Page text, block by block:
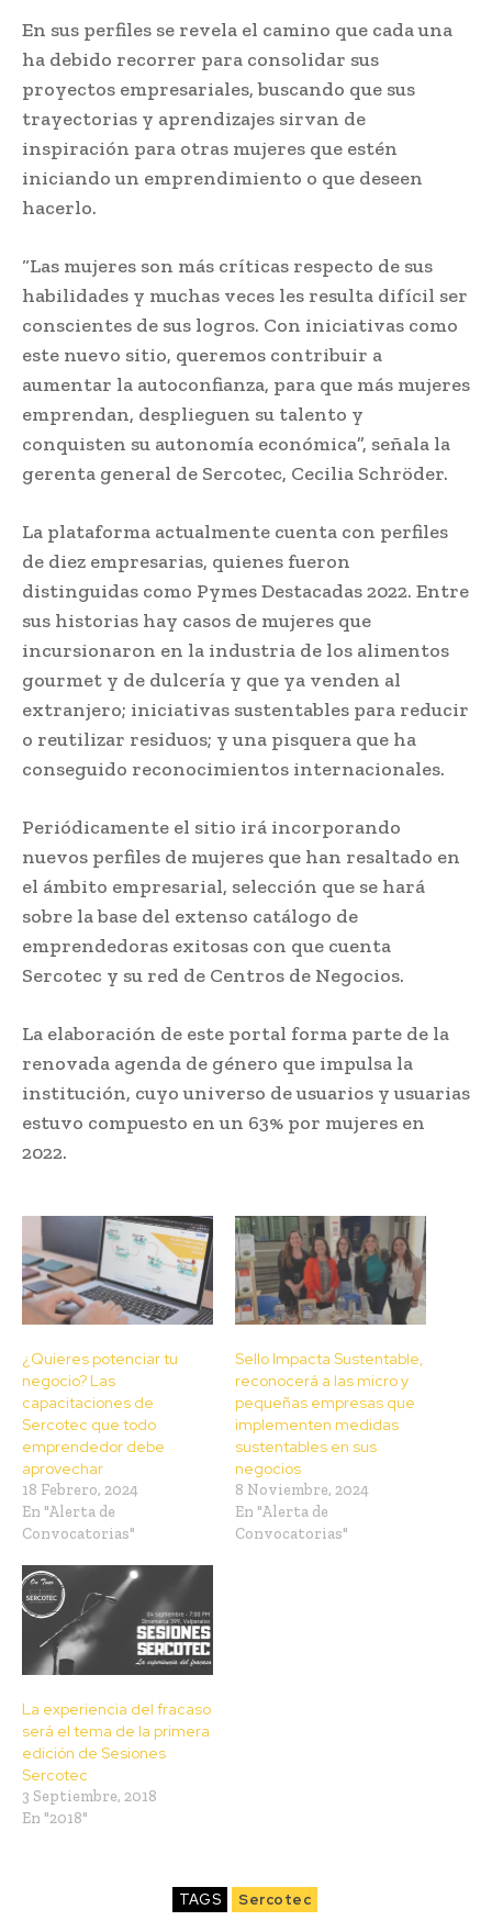
En sus perfiles se revela el camino que cada una
ha debido recorrer para consolidar sus
proyectos empresariales, buscando que sus
trayectorias y aprendizajes sirvan de
inspiración para otras mujeres que estén
iniciando un emprendimiento o que deseen
hacerlo.
“Las mujeres son más críticas respecto de sus
habilidades y muchas veces les resulta difícil ser
conscientes de sus logros. Con iniciativas como
este nuevo sitio, queremos contribuir a
aumentar la autoconfianza, para que más mujeres
emprendan, desplieguen su talento y
conquisten su autonomía económica”, señala la
gerenta general de Sercotec, Cecilia Schröder.
La plataforma actualmente cuenta con perfiles
de diez empresarias, quienes fueron
distinguidas como Pymes Destacadas 2022. Entre
sus historias hay casos de mujeres que
incursionaron en la industria de los alimentos
gourmet y de dulcería y que ya venden al
extranjero; iniciativas sustentables para reducir
o reutilizar residuos; y una pisquera que ha
conseguido reconocimientos internacionales.
Periódicamente el sitio irá incorporando
nuevos perfiles de mujeres que han resaltado en
el ámbito empresarial, selección que se hará
sobre la base del extenso catálogo de
emprendedoras exitosas con que cuenta
Sercotec y su red de Centros de Negocios.
La elaboración de este portal forma parte de la
renovada agenda de género que impulsa la
institución, cuyo universo de usuarios y usuarias
estuvo compuesto en un 63% por mujeres en
2022.
¿Quieres potenciar tu
negocio? Las
capacitaciones de
Sercotec que todo
emprendedor debe
aprovechar
18 Febrero, 2024
En "Alerta de
Convocatorias"
Sello Impacta Sustentable,
reconocerá a las micro y
pequeñas empresas que
implementen medidas
sustentables en sus
negocios
8 Noviembre, 2024
En "Alerta de
Convocatorias"
La experiencia del fracaso
será el tema de la primera
edición de Sesiones
Sercotec
3 Septiembre, 2018
En "2018"
TAGS Sercotec